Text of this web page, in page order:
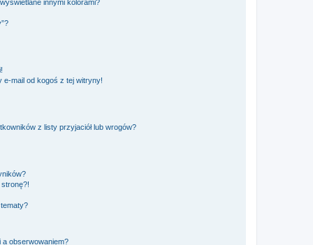
innymi kolorami?
e-mail od kogoś z tej witryny!
z listy przyjaciół lub wrogów?
a obserwowaniem?